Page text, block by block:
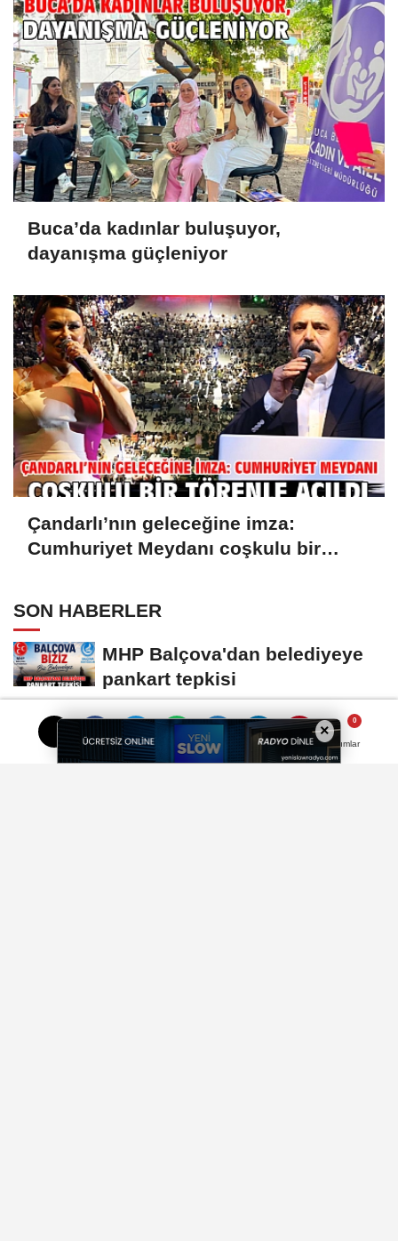
Yorumlar
Yorumlar
Buca’da kadınlar buluşuyor,
dayanışma güçleniyor
Çandarlı’nın geleceğine imza:
Cumhuriyet Meydanı coşkulu bir
SON HABERLER
MHP Balçova'dan belediyeye
pankart tepkisi
Kayıp huzurevi sakini dron ile
yapılan aramada ormanda
bulundu
×